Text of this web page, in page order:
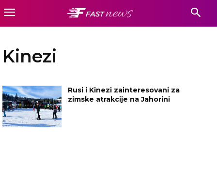
Kinezi
Rusi i Kinezi zainteresovani za
zimske atrakcije na Jahorini